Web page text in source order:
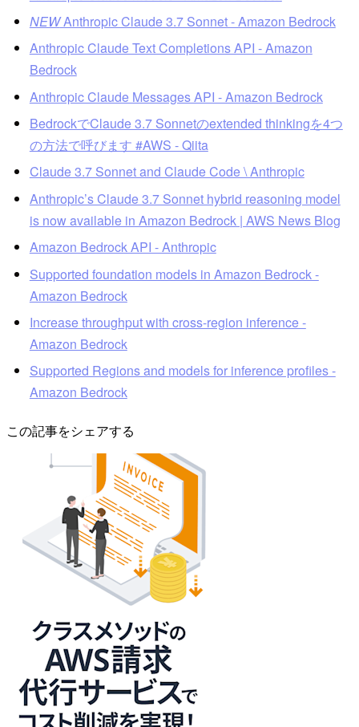
NEWAnthropic Claude 3.7 Sonnet - Amazon Bedrock
Anthropic Claude Text Completions API - Amazon
Bedrock
Anthropic Claude Messages API - Amazon Bedrock
BedrockでClaude 3.7 Sonnetのextended thinkingを4つ
の方法で呼びます #AWS - Qiita
Claude 3.7 Sonnet and Claude Code \ Anthropic
Anthropic’s Claude 3.7 Sonnet hybrid reasoning model
is now available in Amazon Bedrock | AWS News Blog
Amazon Bedrock API - Anthropic
Supported foundation models in Amazon Bedrock -
Amazon Bedrock
Increase throughput with cross-region inference -
Amazon Bedrock
Supported Regions and models for inference profiles -
Amazon Bedrock
この記事をシェアする